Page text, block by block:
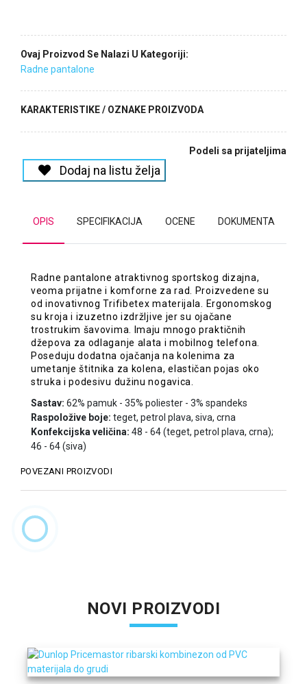
Ovaj Proizvod Se Nalazi U Kategoriji:
Radne pantalone
KARAKTERISTIKE / OZNAKE PROIZVODA
Podeli sa prijateljima
Dodaj na listu želja
OPIS SPECIFIKACIJA OCENE DOKUMENTA
Radne pantalone atraktivnog sportskog dizajna,
veoma prijatne i komforne za rad. Proizvedene su
od inovativnog Trifibetex materijala. Ergonomskog
su kroja i izuzetno izdržljive jer su ojačane
trostrukim šavovima. Imaju mnogo praktičnih
džepova za odlaganje alata i mobilnog telefona.
Poseduju dodatna ojačanja na kolenima za
umetanje štitnika za kolena, elastičan pojas oko
struka i podesivu dužinu nogavica.
Sastav: 62% pamuk - 35% poliester - 3% spandeks
Raspoložive boje: teget, petrol plava, siva, crna
Konfekcijska veličina: 48 - 64 (teget, petrol plava, crna);
46 - 64 (siva)
POVEZANI PROIZVODI
NOVI PROIZVODI